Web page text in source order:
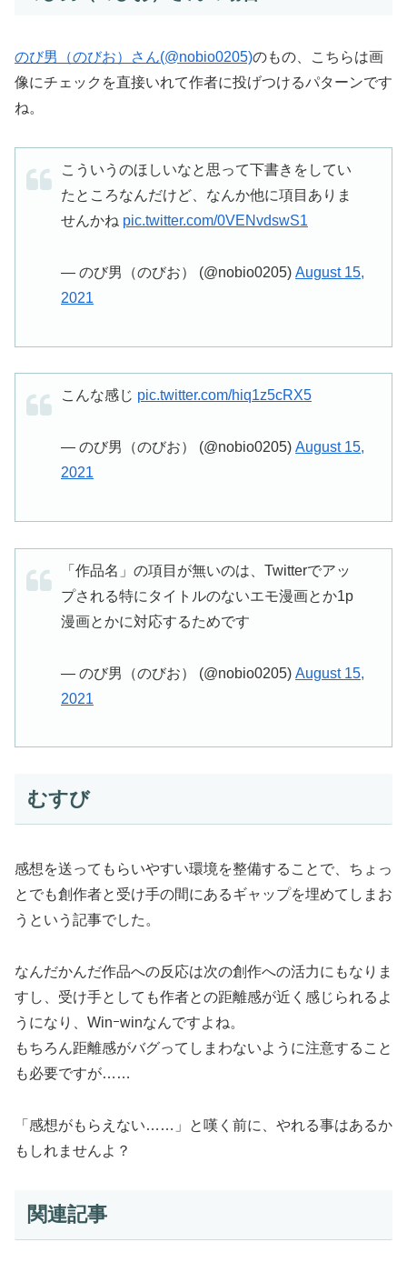
のび男（のびお）さん(@nobio0205)のもの、こちらは画
像にチェックを直接いれて作者に投げつけるパターンです
ね。
こういうのほしいなと思って下書きをしてい
たところなんだけど、なんか他に項目ありま
せんかね pic.twitter.com/0VENvdswS1
— のび男（のびお） (@nobio0205) August 15,
2021
こんな感じ pic.twitter.com/hiq1z5cRX5
— のび男（のびお） (@nobio0205) August 15,
2021
「作品名」の項目が無いのは、Twitterでアッ
プされる特にタイトルのないエモ漫画とか1p
漫画とかに対応するためです
— のび男（のびお） (@nobio0205) August 15,
2021
むすび
感想を送ってもらいやすい環境を整備することで、ちょっ
とでも創作者と受け手の間にあるギャップを埋めてしまお
うという記事でした。
なんだかんだ作品への反応は次の創作への活力にもなりま
すし、受け手としても作者との距離感が近く感じられるよ
うになり、Winｰwinなんですよね。
もちろん距離感がバグってしまわないように注意すること
も必要ですが……
「感想がもらえない……」と嘆く前に、やれる事はあるか
もしれませんよ？
関連記事